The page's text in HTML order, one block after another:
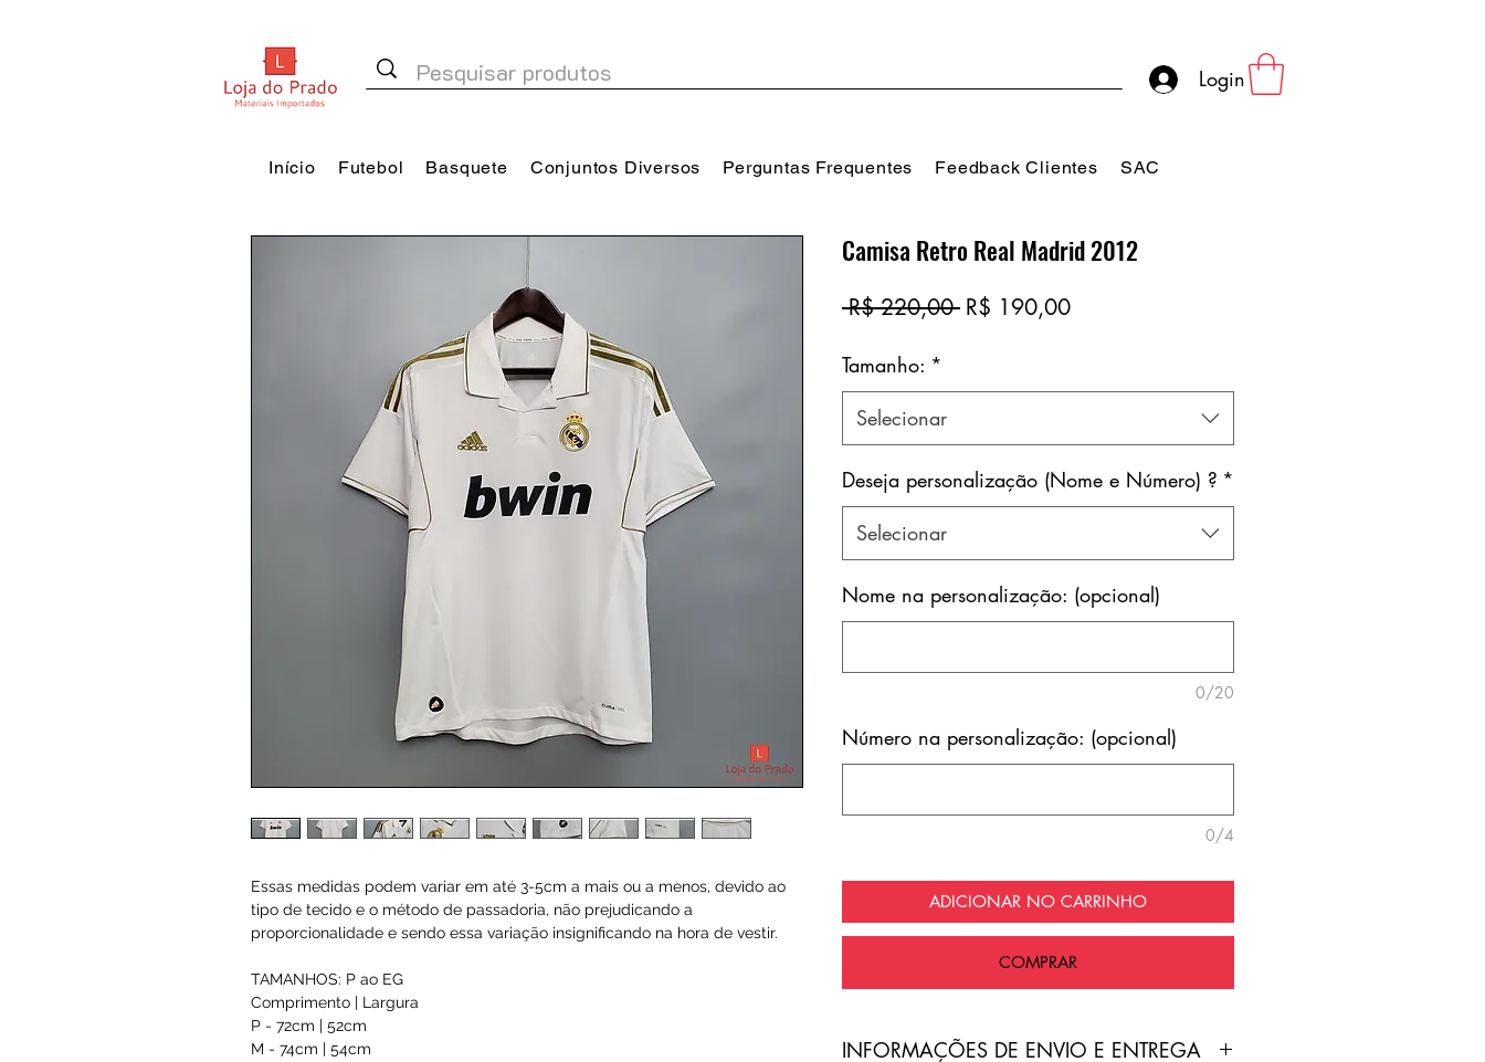
Login
Início Futebol Basquete Conjuntos Diversos Perguntas Frequentes Feedback Clientes SAC
Essas medidas podem variar em até 3-5cm a mais ou a menos, devido ao
tipo de tecido e o método de passadoria, não prejudicando a
proporcionalidade e sendo essa variação insignificando na hora de vestir.
TAMANHOS: P ao EG
Comprimento | Largura
P - 72cm | 52cm
M - 74cm | 54cm
Camisa Retro Real Madrid 2012
R$ 220,00 Preço
R$ 190,00Preço
Tamanho: *
Selecionar
Deseja personalização (Nome e Número) ? *
Selecionar
Nome na personalização: (opcional)
0/20
Número na personalização: (opcional)
0/4
ADICIONAR NO CARRINHO
COMPRAR
​INFORMAÇÕES DE ENVIO E ENTREGA